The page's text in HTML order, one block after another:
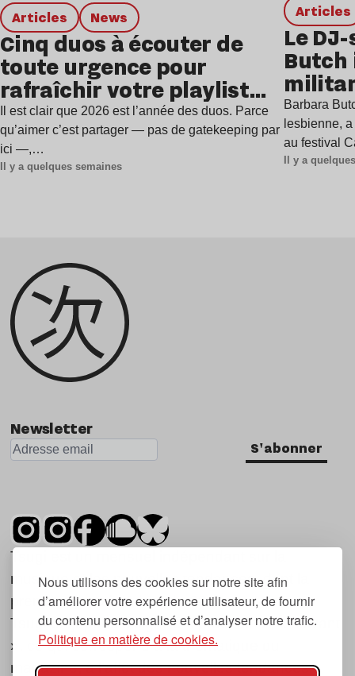
Nous utilisons des cookies sur notre site afin
d’améliorer votre expérience utilisateur, de fournir
du contenu personnalisé et d’analyser notre trafic.
Politique en matière de cookies.
Articles news
Cinq duos à écouter de
toute urgence pour
rafraîchir votre playlist
estivale
Il est clair que 2026 est l’année des duos. Parce
qu’aimer c’est partager — pas de gatekeeping par
ici —,…
Il y a quelques semaines
Articles
Le
Butch
à
Barbara
lesbienne,
au festival
Il y a
Newsletter
S'abonner
Tsugi est un mensuel indépendant sur la
musique et les nouvelles tendances, dont la
première parution date de 2007.
Tsugi en japonais signifie « prochain », « suivant
», ce qui correspond à la thématique du
magazine, à l’affût des nouvelles tendances